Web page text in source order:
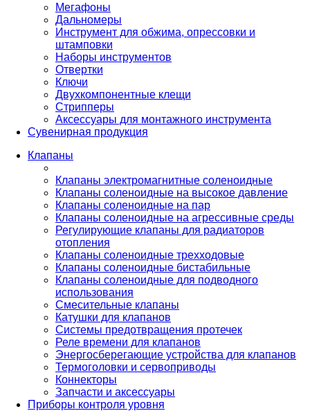
Мегафоны
Дальномеры
Инструмент для обжима, опрессовки и
штамповки
Наборы инструментов
Отвертки
Ключи
Двухкомпонентные клещи
Стрипперы
Аксессуары для монтажного инструмента
Сувенирная продукция
Клапаны
Клапаны электромагнитные соленоидные
Клапаны соленоидные на высокое давление
Клапаны соленоидные на пар
Клапаны соленоидные на агрессивные среды
Регулирующие клапаны для радиаторов
отопления
Клапаны соленоидные трехходовые
Клапаны соленоидные бистабильные
Клапаны соленоидные для подводного
использования
Смесительные клапаны
Катушки для клапанов
Системы предотвращения протечек
Реле времени для клапанов
Энергосберегающие устройства для клапанов
Термоголовки и сервоприводы
Коннекторы
Запчасти и аксессуары
Приборы контроля уровня